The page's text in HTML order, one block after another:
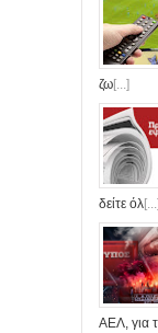
ζω[...]
δείτε όλ[...]
ΑΕΛ, για